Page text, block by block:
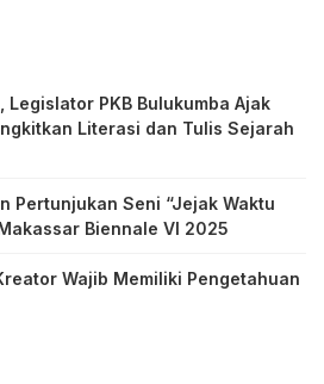
Legislator PKB Bulukumba Ajak
Literasi dan Tulis Sejarah
Pertunjukan Seni “Jejak Waktu
Biennale VI 2025
Wajib Memiliki Pengetahuan